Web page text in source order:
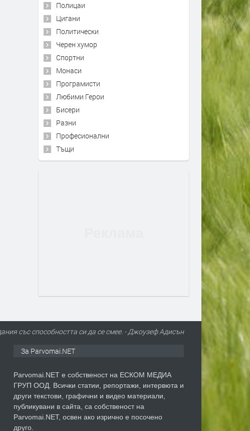
Полицаи
Цигани
Политически
Черен хумор
Спортни
Монаси
Програмисти
Любими Герои
Бисери
Разни
Професионални
Тъщи
със способността си да се смее. - Джоузеф Адисън
За Parvomai.NET
Parvomai.NET е собственост на ЕСКОМ МЕДИА
ГРУП ООД. Всички статии, репортажи, интервюта и
други текстови, графични и видео материали,
публикувани в сайта, са собственост на
Parvomai.NET, освен ако изрично е посочено
друго.